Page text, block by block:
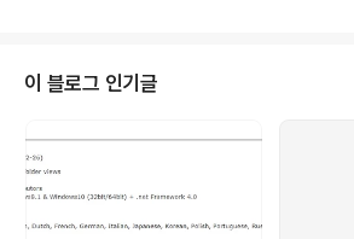
은 이제 익숙해서인지 놀랍기 보다는 식상하더군요~ 전체
적으로 보았을때 해리포터 시리즈의 3편까지는 그럭저저
~ 그냥 너무 진지해요~ 그런 느낌이랄까~ 뭐 아무튼 이번
에는 시리즈중에 잘 되었다는 말이 있어서 보았는데 그동
안의 실망을 그대로 가져 가는듯한 느낌입니다. 그리고 너
무..
이 블로그 인기글